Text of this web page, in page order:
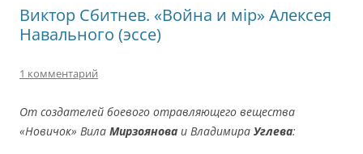
Виктор Сбитнев. «Война и мiр» Алексея
Навального (эссе)
1 комментарий
От создателей боевого отравляющего вещества
«Новичок» Вила Мирзоянова и Владимира Углева: